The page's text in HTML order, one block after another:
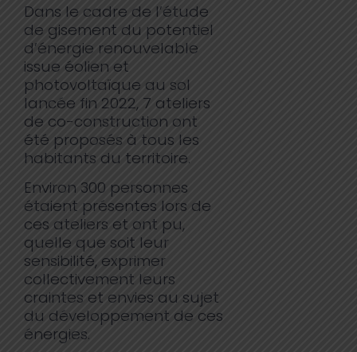
Dans le cadre de l’étude
de gisement du potentiel
d’énergie renouvelable
issue éolien et
photovoltaïque au sol
lancée fin 2022, 7 ateliers
de co-construction ont
été proposés à tous les
habitants du territoire.
Environ 300 personnes
étaient présentes lors de
ces ateliers et ont pu,
quelle que soit leur
sensibilité, exprimer
collectivement leurs
craintes et envies au sujet
du développement de ces
énergies.